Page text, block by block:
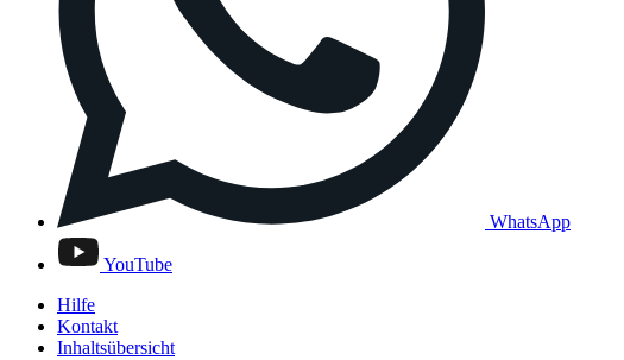
WhatsApp
YouTube
Hilfe
Kontakt
Inhaltsübersicht